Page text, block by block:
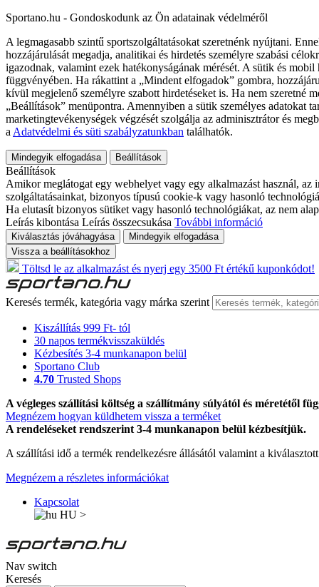
Sportano.hu - Gondoskodunk az Ön adatainak védelméről
A legmagasabb szintű sportszolgáltatásokat szeretnénk nyújtani.
hozzájárulását megadja, analitikai és hirdetés személyre szabási
igazodnak, valamint ezek hatékonyságának mérését. A sütik és
függvényében. Ha rákattint a „Mindent elfogadok” gombra,
kívül megjelenő személyre szabott hirdetéseket is. Ha nem szeretné
„Beállítások” menüpontra. Amennyiben a sütik személyes adatokat
marketingtevékenységek végzését szolgálja az adminisztrátor és
a Adatvédelmi és süti szabályzatunkban találhatók.
Mindegyik elfogadása Beállítások
Beállítások
Amikor meglátogat egy webhelyet vagy egy alkalmazást használ,
szolgáltatásainkat, bizonyos típusú cookie-k vagy hasonló
Ha elutasít bizonyos sütiket vagy hasonló technológiákat, az nem
Leírás kibontása Leírás összecsukása További információ
Kiválasztás jóváhagyása
Mindegyik elfogadása
Vissza a beállításokhoz
Töltsd le az alkalmazást és nyerj egy 3500 Ft értékű kuponkódot!
Keresés termék, kategória vagy márka szerint
Kiszállítás 999 Ft- tól
30 napos termékvisszaküldés
Kézbesítés 3-4 munkanapon belül
Sportano Club
4.70 Trusted Shops
A végleges szállítási költség a szállítmány súlyától és méretétől
Megnézem hogyan küldhetem vissza a terméket
A rendeléseket rendszerint 3-4 munkanapon belül kézbesítjük.
A szállítási idő a termék rendelkezésre állásától valamint a
Megnézem a részletes információkat
Kapcsolat
HU >
Nav switch
Keresés